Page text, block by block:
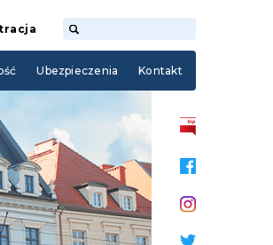
Ubezpieczenia Kontakt